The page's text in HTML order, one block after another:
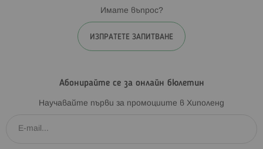
Имате въпрос?
ИЗПРАТЕТЕ ЗАПИТВАНЕ
Абонирайте се за онлайн бюлетин
Научавайте първи за промоциите в Хиполенд